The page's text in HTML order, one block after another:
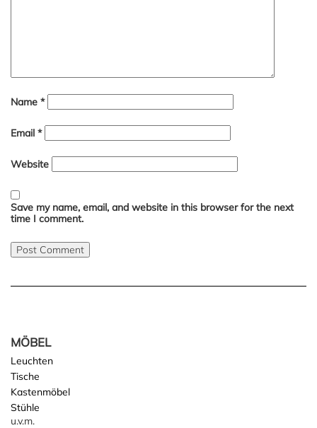
Name *
Email *
Website
Save my name, email, and website in this browser for the next
time I comment.
MÖBEL
Leuchten
Tische
Kastenmöbel
Stühle
u.v.m.